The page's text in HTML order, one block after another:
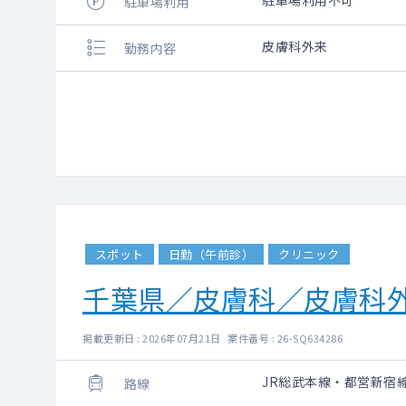
勤務内容 皮膚科外来
スポット 日勤（午前診） クリニック
千葉県／皮膚科／皮膚科
掲載更新日 : 2026年07月21日 案件番号 : 26-SQ634286
路線 JR総武本線・都営新宿